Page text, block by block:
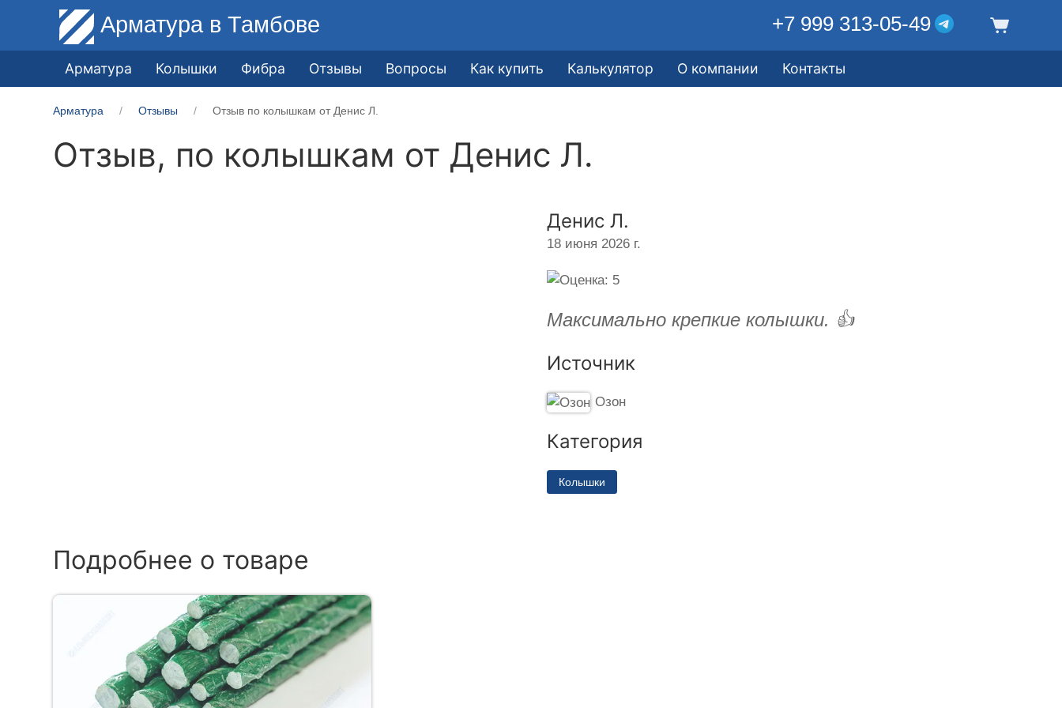
Арматура в Тамбове +7 999 313-05-49
Арматура Колышки Фибра Отзывы Вопросы Как купить Калькулятор О компании Контакты
Арматура Отзывы Отзыв по колышкам от Денис Л.
Отзыв, по колышкам от Денис Л.
Денис Л.
18 июня 2026 г.
Максимально крепкие колышки. 👍
Источник
Озон
Категория
Колышки
Подробнее о товаре